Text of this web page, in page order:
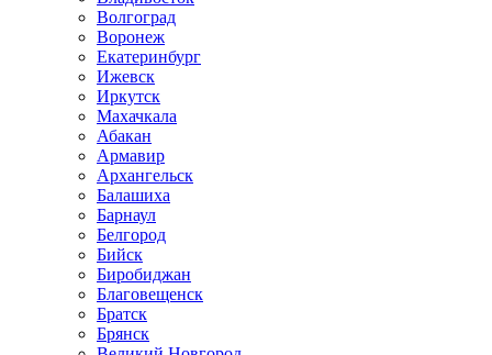
Волгоград
Воронеж
Екатеринбург
Ижевск
Иркутск
Махачкала
Абакан
Армавир
Архангельск
Балашиха
Барнаул
Белгород
Бийск
Биробиджан
Благовещенск
Братск
Брянск